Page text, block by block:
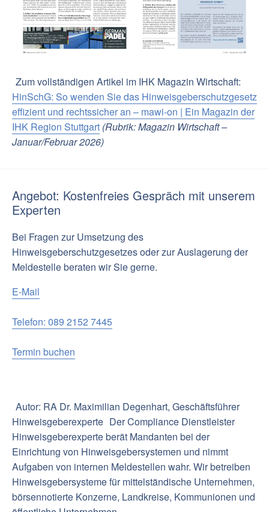
Zum vollständigen Artikel im IHK Magazin Wirtschaft:
HinSchG: So wenden Sie das Hinweisgeberschutzgesetz
effizient und rechtssicher an – mawi-on | Ein Magazin der
IHK Region Stuttgart (Rubrik: Magazin Wirtschaft –
Januar/Februar 2026)
Angebot: Kostenfreies Gespräch mit unserem
Experten
Bei Fragen zur Umsetzung des
Hinweisgeberschutzgesetzes oder zur Auslagerung der
Meldestelle beraten wir Sie gerne.
E-Mail
Telefon: 089 2152 7445
Termin buchen
Autor: RA Dr. Maximilian Degenhart, Geschäftsführer
Hinweisgeberexperte Der Compliance Dienstleister
Hinweisgeberexperte berät Mandanten bei der
Einrichtung von Hinweisgebersystemen und nimmt
Aufgaben von internen Meldestellen wahr. Wir betreiben
Hinweisgebersysteme für mittelständische Unternehmen,
börsennotierte Konzerne, Landkreise, Kommunionen und